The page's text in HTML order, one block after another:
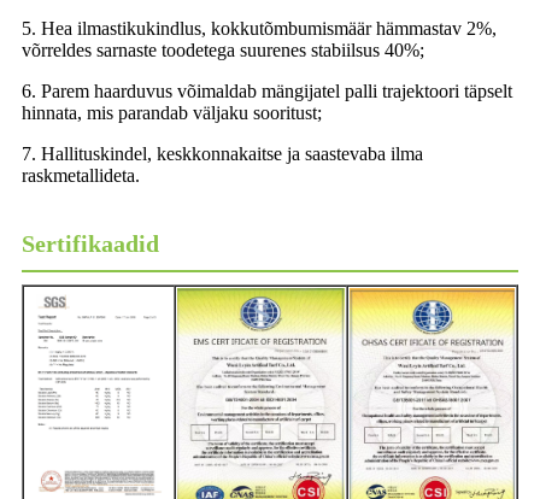
5. Hea ilmastikukindlus, kokkutõmbumismäär hämmastav 2%,
võrreldes sarnaste toodetega suurenes stabiilsus 40%;
6. Parem haarduvus võimaldab mängijatel palli trajektoori täpselt
hinnata, mis parandab väljaku sooritust;
7. Hallituskindel, keskkonnakaitse ja saastevaba ilma
raskmetallideta.
Sertifikaadid